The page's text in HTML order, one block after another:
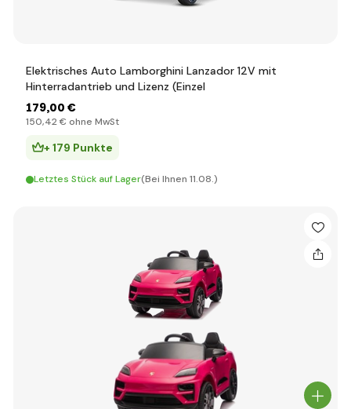
Elektrisches Auto Lamborghini Lanzador 12V mit
Hinterradantrieb und Lizenz (Einzel
179,00 €
150,42 € ohne MwSt
+ 179 Punkte
Letztes Stück auf Lager(Bei Ihnen 11.08.)